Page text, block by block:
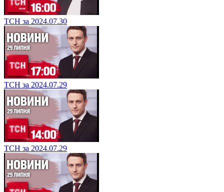
ТСН за 2024.07.30
ТСН за 2024.07.29
ТСН за 2024.07.29